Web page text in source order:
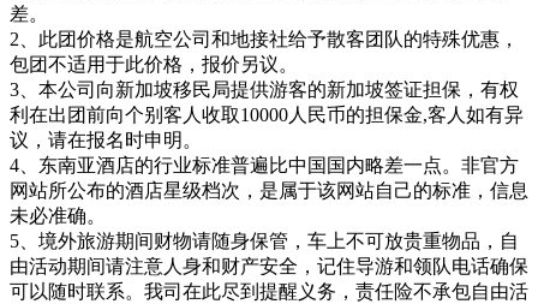
差。
2、此团价格是航空公司和地接社给予散客团队的特殊优惠，
包团不适用于此价格，报价另议。
3、本公司向新加坡移民局提供游客的新加坡签证担保，有权
利在出团前向个别客人收取10000人民币的担保金,客人如有异
议，请在报名时申明。
4、东南亚酒店的行业标准普遍比中国国内略差一点。非官方
网站所公布的酒店星级档次，是属于该网站自己的标准，信息
未必准确。
5、境外旅游期间财物请随身保管，车上不可放贵重物品，自
由活动期间请注意人身和财产安全，记住导游和领队电话确保
可以随时联系。我司在此尽到提醒义务，责任险不承包自由活